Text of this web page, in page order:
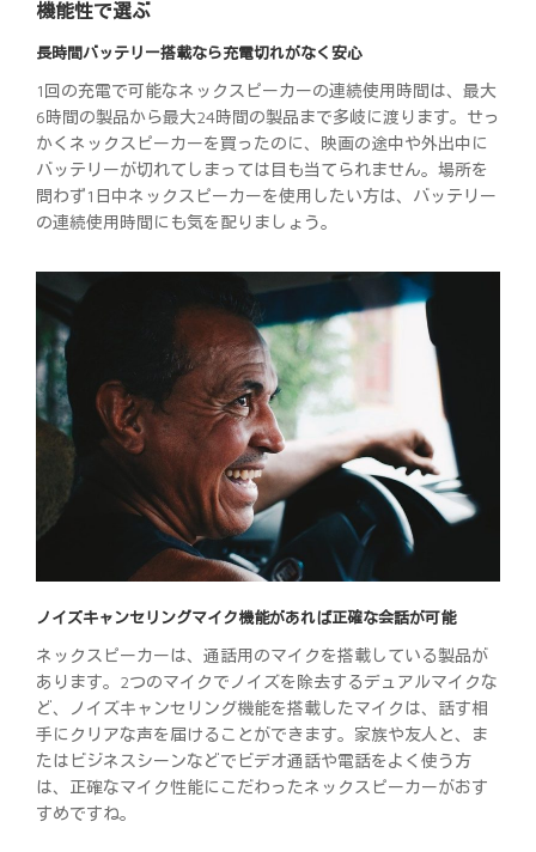
機能性で選ぶ
長時間バッテリー搭載なら充電切れがなく安心
1回の充電で可能なネックスピーカーの連続使用時間は、最大
6時間の製品から最大24時間の製品まで多岐に渡ります。せっ
かくネックスピーカーを買ったのに、映画の途中や外出中に
バッテリーが切れてしまっては目も当てられません。場所を
問わず1日中ネックスピーカーを使用したい方は、バッテリー
の連続使用時間にも気を配りましょう。
ノイズキャンセリングマイク機能があれば正確な会話が可能
ネックスピーカーは、通話用のマイクを搭載している製品が
あります。2つのマイクでノイズを除去するデュアルマイクな
ど、ノイズキャンセリング機能を搭載したマイクは、話す相
手にクリアな声を届けることができます。家族や友人と、ま
たはビジネスシーンなどでビデオ通話や電話をよく使う方
は、正確なマイク性能にこだわったネックスピーカーがおす
すめですね。